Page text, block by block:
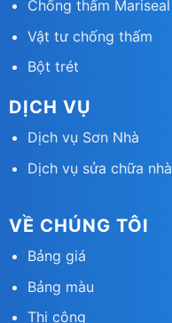
Chống thấm Mariseal
Vật tư chống thấm
Bột trét
DỊCH VỤ
Dịch vụ Sơn Nhà
Dịch vụ sửa chữa nhà
VỀ CHÚNG TÔI
Bảng giá
Bảng màu
Thi công